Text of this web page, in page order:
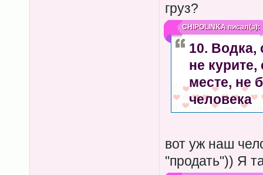
груз?
CHIPOLINKAписал(а):
10. Водка,
не
месте, не
человека
вот уж наш
"продать")) Я